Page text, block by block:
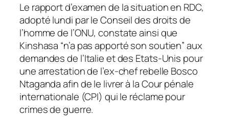
Le rapport d’examen de la situation en RDC,
adopté lundi par le Conseil des droits de
l’homme de l’ONU, constate ainsi que
Kinshasa “n’a pas apporté son soutien” aux
demandes de l’Italie et des Etats-Unis pour
une arrestation de l’ex-chef rebelle Bosco
Ntaganda afin de le livrer à la Cour pénale
internationale (CPI) qui le réclame pour
crimes de guerre.